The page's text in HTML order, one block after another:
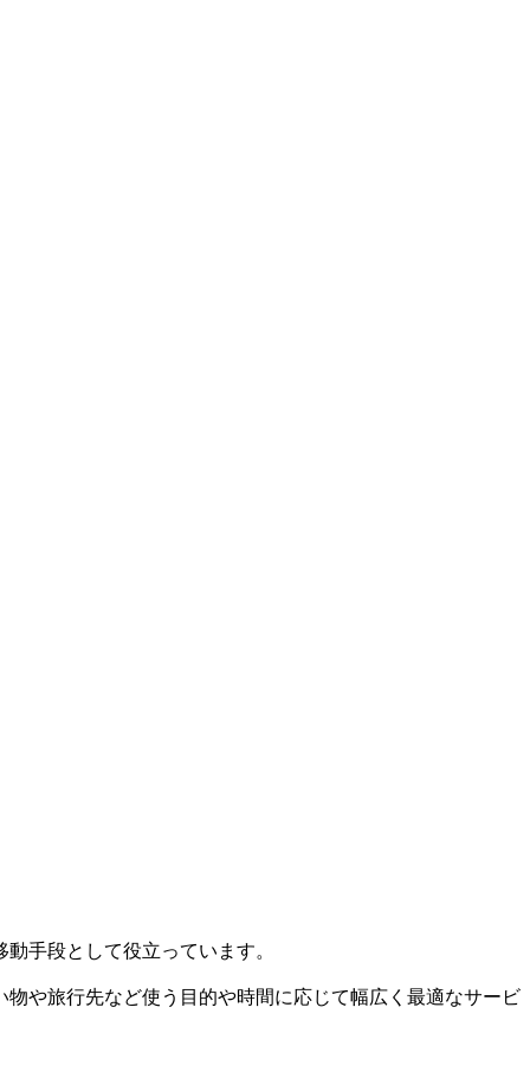
手段として役立っています。
や旅行先など使う目的や時間に応じて幅広く最適なサービ